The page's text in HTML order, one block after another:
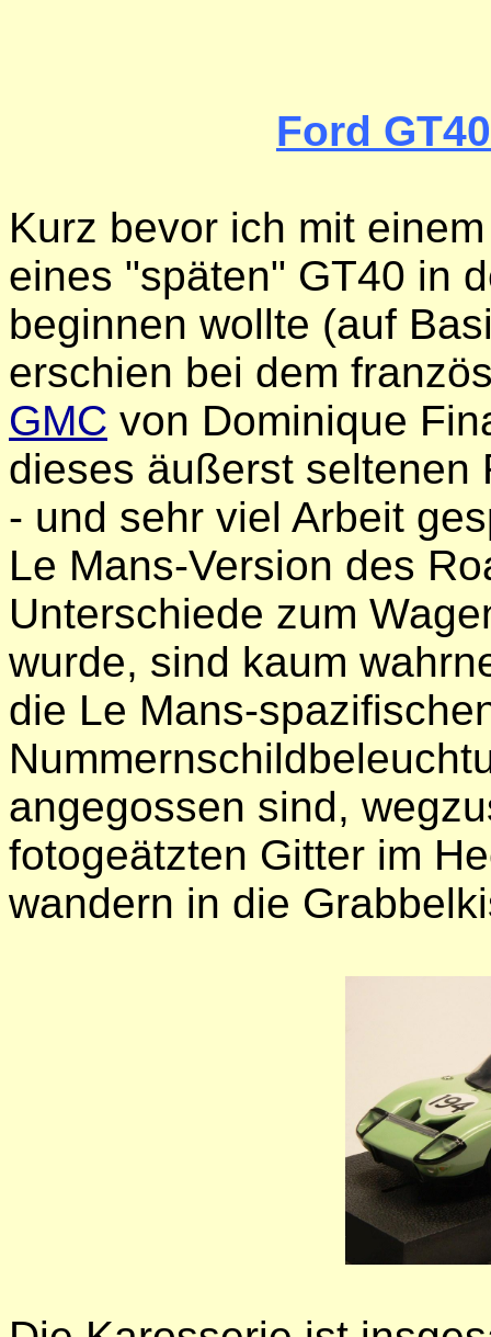
Ford
Kurz bevor ich mit
eines "späten" GT40 in
beginnen wollte (auf
erschien bei dem
GMC von Dominique
dieses äußerst seltenen
- und sehr viel Arbeit
Le Mans-Version des
Unterschiede zum
wurde, sind kaum
die Le Mans-
angegossen sind,
fotogeätzten Gitter im
wandern in die